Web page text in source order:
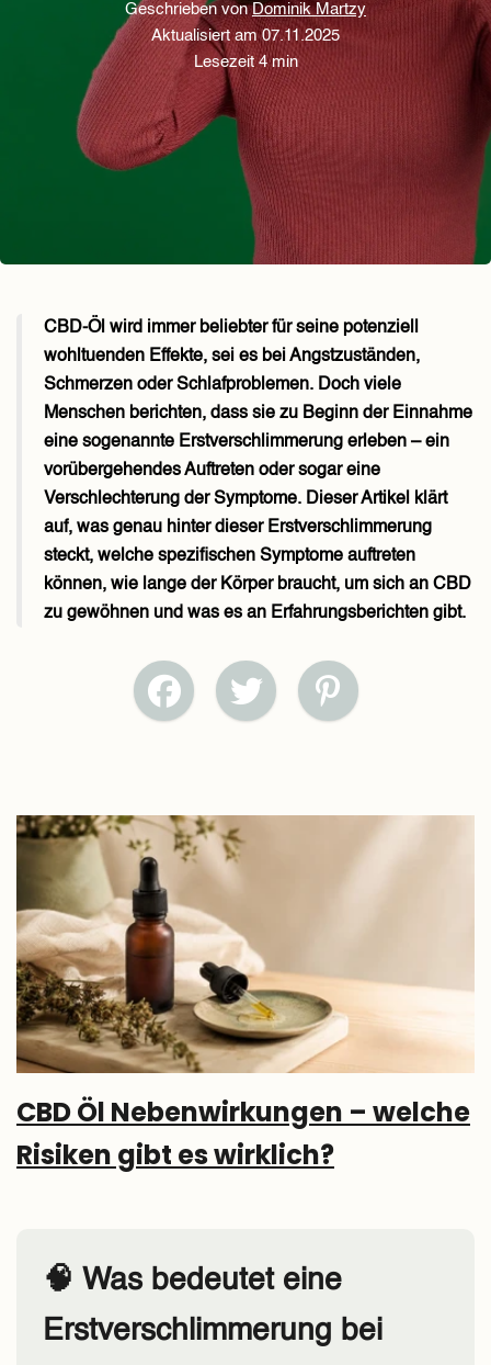
Geschrieben vonDominik Martzy
Aktualisiert am 07.11.2025
Lesezeit 4 min
CBD-Öl wird immer beliebter für seine potenziell
wohltuenden Effekte, sei es bei Angstzuständen,
Schmerzen oder Schlafproblemen. Doch viele
Menschen berichten, dass sie zu Beginn der Einnahme
eine sogenannte Erstverschlimmerung erleben – ein
vorübergehendes Auftreten oder sogar eine
Verschlechterung der Symptome. Dieser Artikel klärt
auf, was genau hinter dieser Erstverschlimmerung
steckt, welche spezifischen Symptome auftreten
können, wie lange der Körper braucht, um sich an CBD
zu gewöhnen und was es an Erfahrungsberichten gibt.
CBD Öl Nebenwirkungen – welche
Risiken gibt es wirklich?
🧠 Was bedeutet eine
Erstverschlimmerung bei